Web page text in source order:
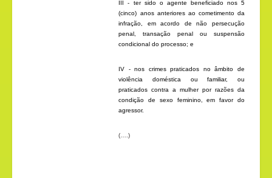
III - ter sido o agente beneficiado nos 5
(cinco) anos anteriores ao cometimento da
infração, em acordo de não persecução
penal, transação penal ou suspensão
condicional do processo; e
IV - nos crimes praticados no âmbito de
violência doméstica ou familiar, ou
praticados contra a mulher por razões da
condição de sexo feminino, em favor do
agressor.
(….)